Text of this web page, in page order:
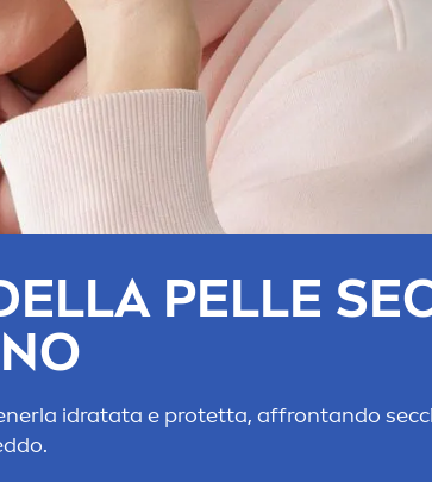
PELLE
idratata e protetta, affrontando